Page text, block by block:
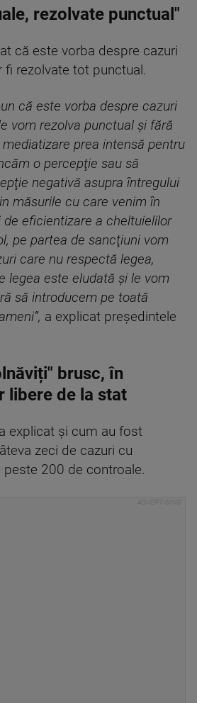
rezolvate punctual"
că este vorba despre cazuri
fi rezolvate tot punctual.
că este vorba despre cazuri
vom rezolva punctual şi fără
prea intensă pentru
o percepţie sau să
negativă asupra întregului
măsurile cu care venim în
eficientizare a cheltuielilor
pe partea de sancţiuni vom
care nu respectă legea,
legea este eludată şi le vom
să introducem pe toată
a explicat preşedintele
brusc, în
libere de la stat
explicat și cum au fost
zeci de cazuri cu
200 de controale.